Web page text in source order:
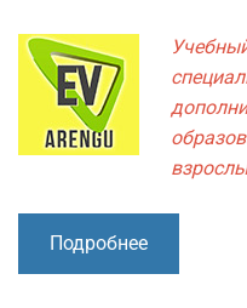
Подробнее